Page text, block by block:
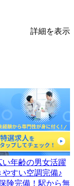
詳細を表示